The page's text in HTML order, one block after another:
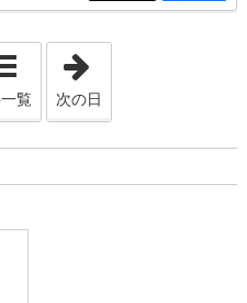
年7月 2日」
覧 次の日